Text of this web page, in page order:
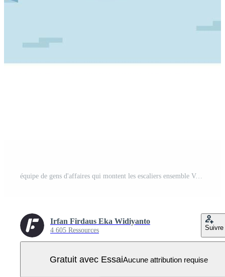
équipe de gens d'affaires qui montent les escaliers ensemble Vecteur Pro
Irfan Firdaus Eka Widiyanto
4 605 Ressources Suivre
Gratuit avec EssaiAucune attribution requise